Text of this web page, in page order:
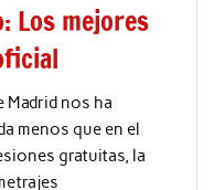
Los mejores
Madrid nos ha
menos que en el
gratuitas, la